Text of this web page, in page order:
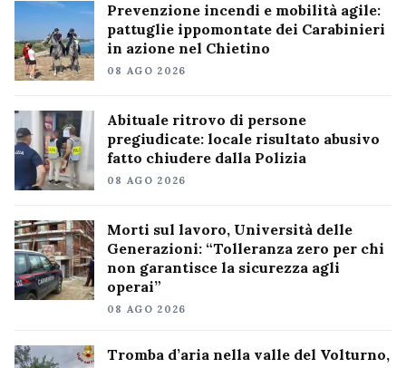
Prevenzione incendi e mobilità agile:
pattuglie ippomontate dei Carabinieri
in azione nel Chietino
08 AGO 2026
Abituale ritrovo di persone
pregiudicate: locale risultato abusivo
fatto chiudere dalla Polizia
08 AGO 2026
Morti sul lavoro, Università delle
Generazioni: “Tolleranza zero per chi
non garantisce la sicurezza agli
operai”
08 AGO 2026
Tromba d’aria nella valle del Volturno,